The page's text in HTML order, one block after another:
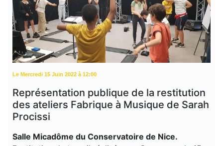
Le Mercredi 15 Juin 2022 à 12:00
Représentation publique de la restitution
des ateliers Fabrique à Musique de Sarah
Procissi
Salle Micadôme du Conservatoire de Nice.